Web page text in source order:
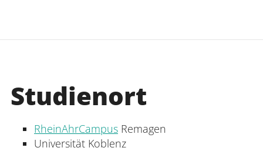
Studienort
RheinAhrCampus Remagen
Universität Koblenz